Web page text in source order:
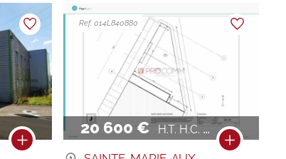
20 600 € H.T. H.C. / AN
Ref. 014L840880